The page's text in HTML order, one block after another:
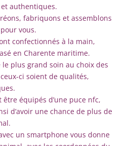
authentiques.
fabriquons et assemblons
vous.
confectionnés à la main,
en Charente maritime.
plus grand soin au choix des
ci soient de qualités,
équipés d’une puce nfc,
d’avoir une chance de plus de
un smartphone vous donne